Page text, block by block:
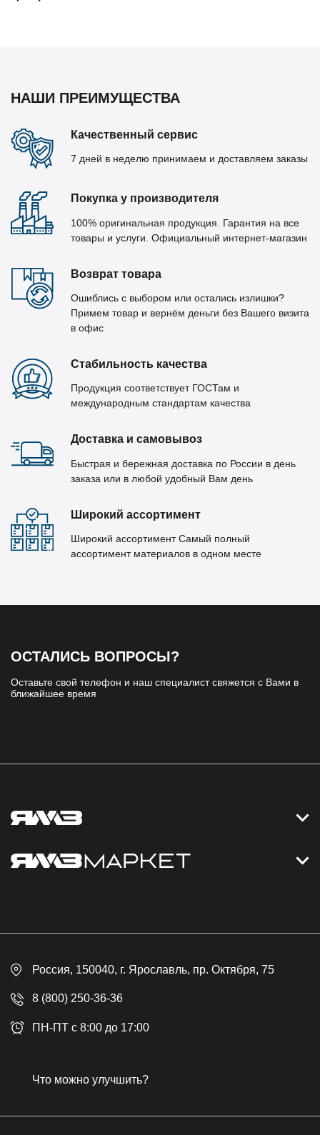
НАШИ ПРЕИМУЩЕСТВА
Качественный сервис
7 дней в неделю принимаем и доставляем заказы
Покупка у производителя
100% оригинальная продукция. Гарантия на все
товары и услуги. Официальный интернет-магазин
Возврат товара
Ошиблись с выбором или остались излишки?
Примем товар и вернём деньги без Вашего визита
в офис
Стабильность качества
Продукция соответствует ГОСТам и
международным стандартам качества
Доставка и самовывоз
Быстрая и бережная доставка по России в день
заказа или в любой удобный Вам день
Широкий ассортимент
Широкий ассортимент Самый полный
ассортимент материалов в одном месте
ОСТАЛИСЬ ВОПРОСЫ?
Оставьте свой телефон и наш специалист свяжется с Вами в
ближайшее время
Контакты
Доставка
Контакты
Гарантия
Публичная оферта
Россия, 150040, г. Ярославль, пр. Октября, 75
8 (800) 250-36-36
ПН-ПТ с 8:00 до 17:00
Что можно улучшить?